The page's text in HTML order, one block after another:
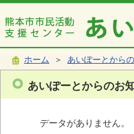
ホーム ＞ あいぽーとから
あいぽーとからのお
データがありません。